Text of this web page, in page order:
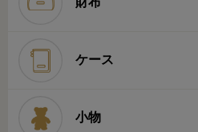
ケース
小物